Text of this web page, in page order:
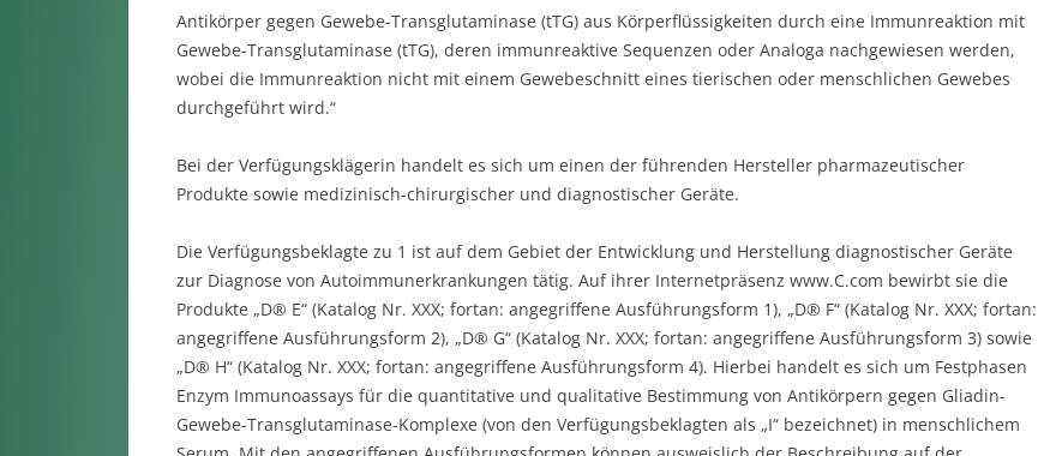
Antikörper gegen Gewebe-Transglutaminase (tTG) aus Körperflüssigkeiten durch eine Immunreaktion mit
Gewebe-Transglutaminase (tTG), deren immunreaktive Sequenzen oder Analoga nachgewiesen werden,
wobei die Immunreaktion nicht mit einem Gewebeschnitt eines tierischen oder menschlichen Gewebes
durchgeführt wird.“
Bei der Verfügungsklägerin handelt es sich um einen der führenden Hersteller pharmazeutischer
Produkte sowie medizinisch-chirurgischer und diagnostischer Geräte.
Die Verfügungsbeklagte zu 1 ist auf dem Gebiet der Entwicklung und Herstellung diagnostischer Geräte
zur Diagnose von Autoimmunerkrankungen tätig. Auf ihrer Internetpräsenz www.C.com bewirbt sie die
Produkte „D® E“ (Katalog Nr. XXX; fortan: angegriffene Ausführungsform 1), „D® F“ (Katalog Nr. XXX; fortan:
angegriffene Ausführungsform 2), „D® G“ (Katalog Nr. XXX; fortan: angegriffene Ausführungsform 3) sowie
„D® H“ (Katalog Nr. XXX; fortan: angegriffene Ausführungsform 4). Hierbei handelt es sich um Festphasen
Enzym Immunoassays für die quantitative und qualitative Bestimmung von Antikörpern gegen Gliadin-
Gewebe-Transglutaminase-Komplexe (von den Verfügungsbeklagten als „I“ bezeichnet) in menschlichem